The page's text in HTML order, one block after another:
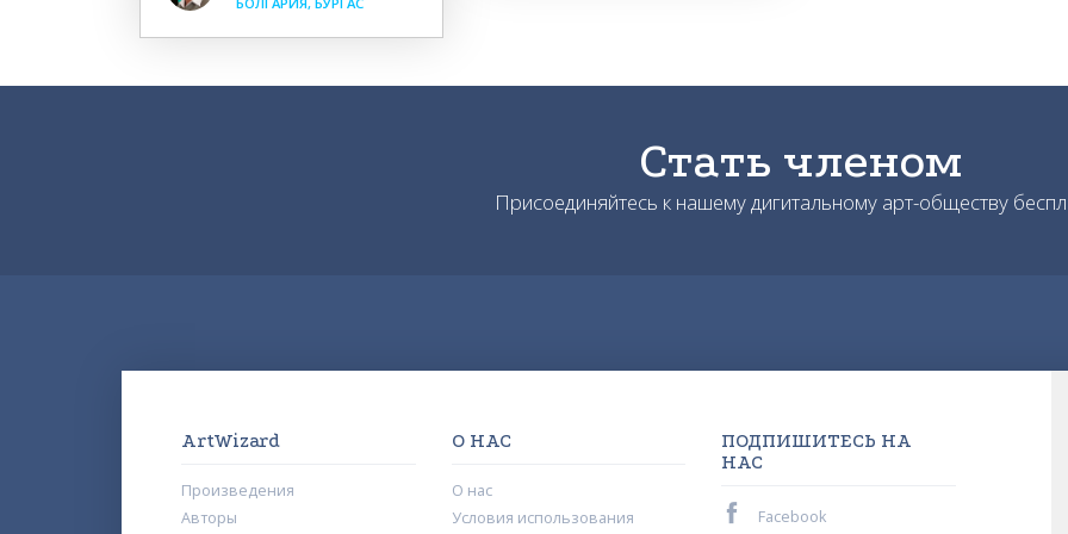
Стать членом
Присоединяйтесь к нашему дигитальному арт-обществу
ArtWizard
Произведения
Авторы
О НАС
О нас
Условия использования
ПОДПИШИТЕСЬ НА
НАС
Facebook